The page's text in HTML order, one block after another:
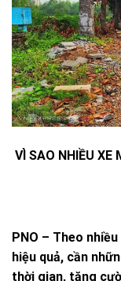
VÌ SAO NHIỀU XE
PNO – Theo
hiệu quả, cần
thời gian, tăng